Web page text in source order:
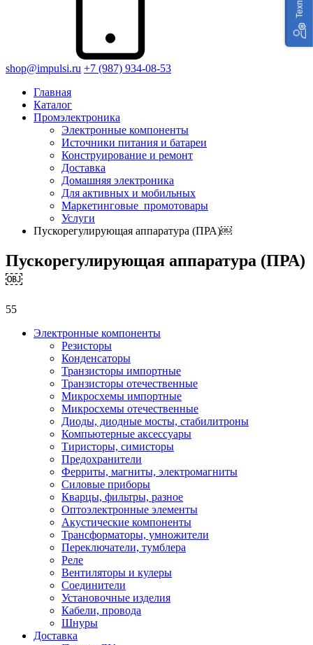
shop@impulsi.ru +7 (987) 934-08-53
Главная
Каталог
Промэлектроника
Электронные компоненты
Источники питания и батареи
Конструирование и ремонт
Доставка
Домашняя электроника
Для активных и мобильных
Маркетинговые_промотовары
Услуги
Пускорегулирующая аппаратура (ПРА)￼
Пускорегулирующая аппаратура (ПРА)
￼
55
Электронные компоненты
Резисторы
Конденсаторы
Транзисторы импортные
Транзисторы отечественные
Микросхемы импортные
Микросхемы отечественные
Диоды, диодные мосты, стабилитроны
Компьютерные аксессуары
Тиристоры, симисторы
Предохранители
Ферриты, магниты, электромагниты
Силовые приборы
Кварцы, фильтры, разное
Оптоэлектронные элементы
Акустические компоненты
Трансформаторы, умножители
Переключатели, тумблера
Реле
Вентиляторы и кулеры
Соединители
Установочные изделия
Кабели, провода
Шнуры
Доставка